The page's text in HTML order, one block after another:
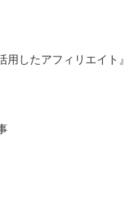
用したアフィリエイト』